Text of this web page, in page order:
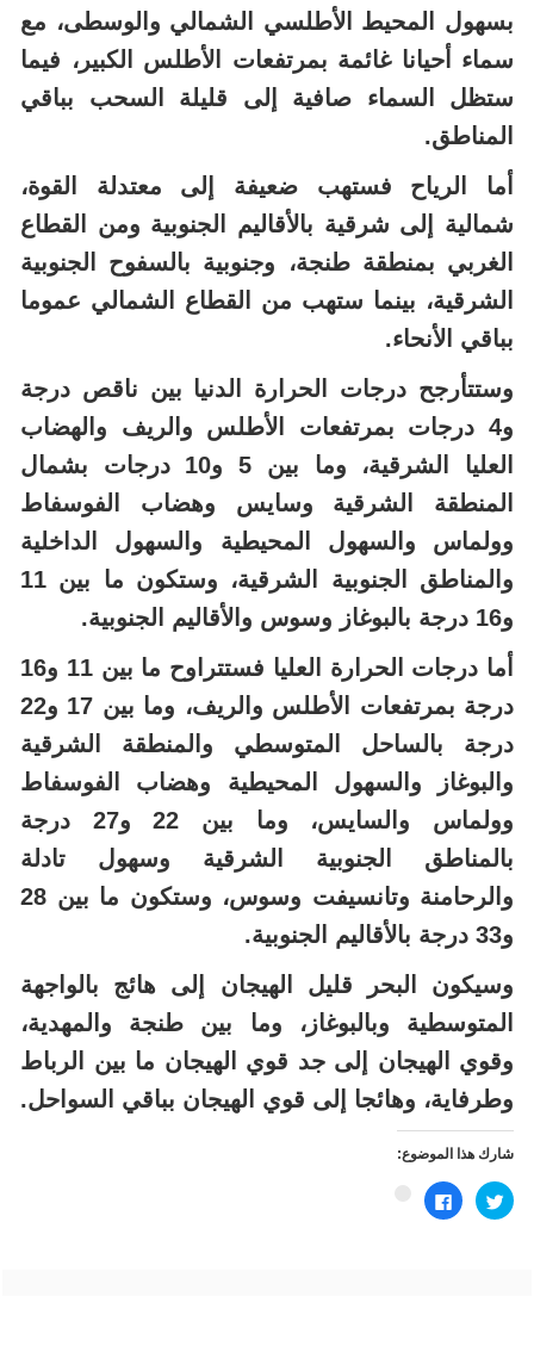
بسهول المحيط الأطلسي الشمالي والوسطى، مع
سماء أحيانا غائمة بمرتفعات الأطلس الكبير، فيما
ستظل السماء صافية إلى قليلة السحب بباقي
المناطق.
أما الرياح فستهب ضعيفة إلى معتدلة القوة،
شمالية إلى شرقية بالأقاليم الجنوبية ومن القطاع
الغربي بمنطقة طنجة، وجنوبية بالسفوح الجنوبية
الشرقية، بينما ستهب من القطاع الشمالي عموما
بباقي الأنحاء.
وستتأرجح درجات الحرارة الدنيا بين ناقص درجة
و4 درجات بمرتفعات الأطلس والريف والهضاب
العليا الشرقية، وما بين 5 و10 درجات بشمال
المنطقة الشرقية وسايس وهضاب الفوسفاط
وولماس والسهول المحيطية والسهول الداخلية
والمناطق الجنوبية الشرقية، وستكون ما بين 11
و16 درجة بالبوغاز وسوس والأقاليم الجنوبية.
أما درجات الحرارة العليا فستتراوح ما بين 11 و16
درجة بمرتفعات الأطلس والريف، وما بين 17 و22
درجة بالساحل المتوسطي والمنطقة الشرقية
والبوغاز والسهول المحيطية وهضاب الفوسفاط
وولماس والسايس، وما بين 22 و27 درجة
بالمناطق الجنوبية الشرقية وسهول تادلة
والرحامنة وتانسيفت وسوس، وستكون ما بين 28
و33 درجة بالأقاليم الجنوبية.
وسيكون البحر قليل الهيجان إلى هائج بالواجهة
المتوسطية وبالبوغاز، وما بين طنجة والمهدية،
وقوي الهيجان إلى جد قوي الهيجان ما بين الرباط
وطرفاية، وهائجا إلى قوي الهيجان بباقي السواحل.
شارك هذا الموضوع:
اضغط
للمشاركة
على
انقر
للمشاركة
على